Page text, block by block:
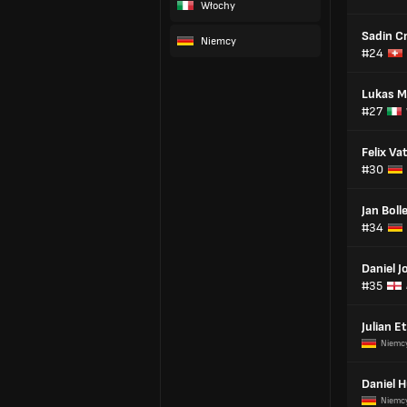
Włochy
Niemcy
Sadin
#24
Lukas
#27
Felix
#30
Jan
#34
Daniel
#35
Julian
Daniel